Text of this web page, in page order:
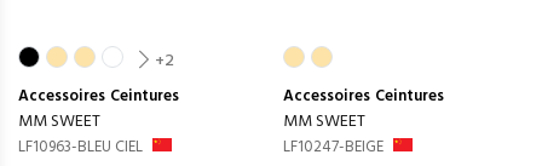
+2
Accessoires Ceintures
MM SWEET
LF10963-BLEU CIEL
Accessoires Ceintures
MM SWEET
LF10247-BEIGE